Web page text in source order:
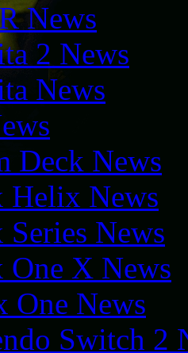
News
2 News
News
Deck News
Helix News
News
One X News
One News
Switch 2